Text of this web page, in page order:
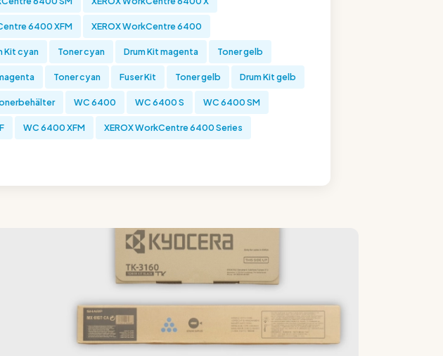
6400 XFM XEROX WorkCentre 6400
Kit cyan Toner cyan Drum Kit magenta Toner gelb
Toner cyan Fuser Kit Toner gelb Drum Kit gelb
WC 6400 WC 6400 S WC 6400 SM
WC 6400 XFM XEROX WorkCentre 6400 Series